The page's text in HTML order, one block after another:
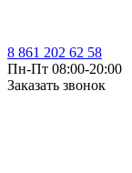
8 861 202 62 58
Пн-Пт 08:00-20:00
Заказать звонок